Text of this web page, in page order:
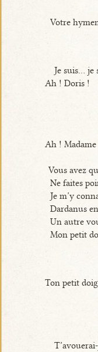
Votre
Je suis... je
Ah ! Doris !
Ah ! Madame
Vous avez
Ne faites
Je m’y
Dardanus
Un autre
Mon petit
Ton petit